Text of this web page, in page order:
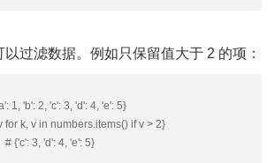
过滤数据。例如只保留值大于 2 的项：
1, 'b': 2, 'c': 3, 'd': 4, 'e': 5}
for k, v in numbers.items() if v > 2}
{'c': 3, 'd': 4, 'e': 5}